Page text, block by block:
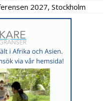
2027, Stockholm